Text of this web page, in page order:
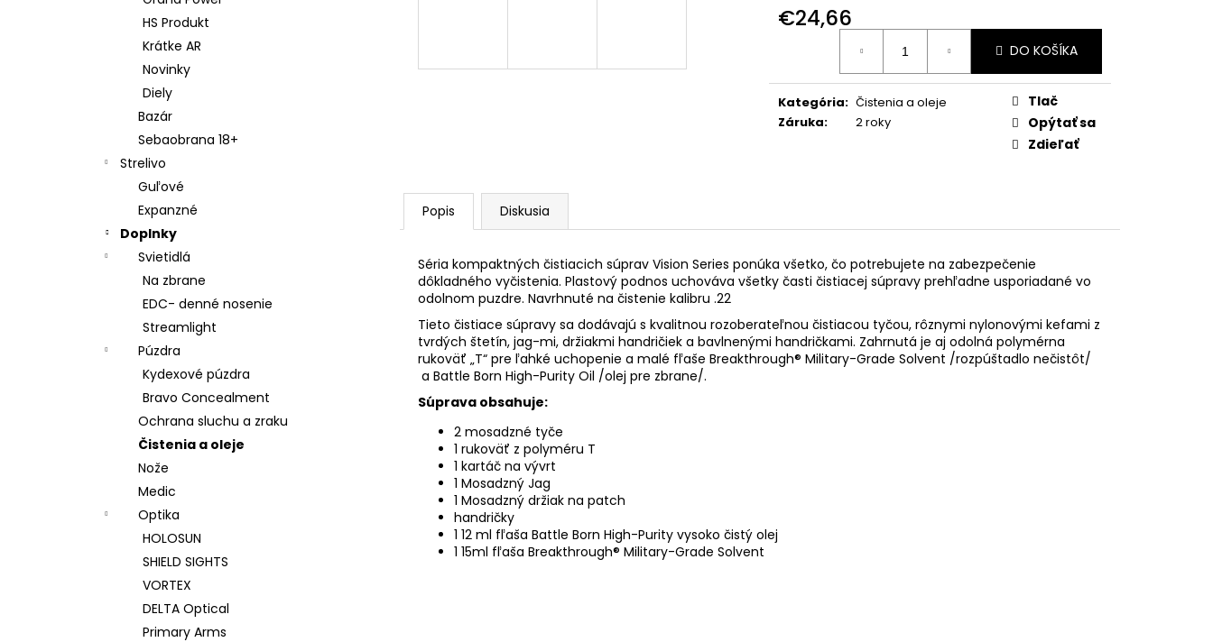
HS Produkt
Krátke AR
Novinky
Diely
Bazár
Sebaobrana 18+
Strelivo
Guľové
Expanzné
Doplnky
Svietidlá
Na zbrane
EDC- denné nosenie
Streamlight
Púzdra
Kydexové púzdra
Bravo Concealment
Ochrana sluchu a zraku
Čistenia a oleje
Nože
Medic
Optika
HOLOSUN
SHIELD SIGHTS
VORTEX
DELTA Optical
Primary Arms
€24,66
Jednotková
DO KOŠÍKA
Kategória: Čistenia a oleje
Záruka: 2 roky
Tlač
Opýtať sa
Zdieľať
Popis Diskusia
Séria kompaktných čistiacich súprav Vision Series ponúka všetko, čo potrebujete na zabezpečenie
dôkladného vyčistenia. Plastový podnos uchováva všetky časti čistiacej súpravy prehľadne usporiadané vo
odolnom puzdre. Navrhnuté na čistenie kalibru .22
Tieto čistiace súpravy sa dodávajú s kvalitnou rozoberateľnou čistiacou tyčou, rôznymi nylonovými kefami z
tvrdých štetín, jag-mi, držiakmi handričiek a bavlnenými handričkami. Zahrnutá je aj odolná polymérna
rukoväť „T“ pre ľahké uchopenie a malé fľaše Breakthrough® Military-Grade Solvent /rozpúštadlo nečistôt/
a Battle Born High-Purity Oil /olej pre zbrane/.
Súprava obsahuje:
2 mosadzné tyče
1 rukoväť z polyméru T
1 kartáč na vývrt
1 Mosadzný Jag
1 Mosadzný držiak na patch
handričky
1 12 ml fľaša Battle Born High-Purity vysoko čistý olej
1 15ml fľaša Breakthrough® Military-Grade Solvent
LED BATERKA OLIGHT I3T EOS 180 LM
€22,61
CZ P-07 KADET .22 LR URBAN GREY